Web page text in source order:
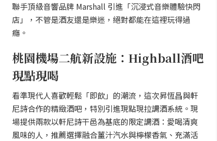
聯手頂級音響品牌 Marshall 引進「沉浸式音樂體驗快閃
店」，不管是酒友還是樂迷，絕對都能在這裡玩得過
癮。
桃園機場二航新設施：Highball酒吧
現點現喝
看準現代人喜歡輕鬆「即飲」的潮流，這次昇恆昌與軒
尼詩合作的精緻酒吧，特別引進現點現拉調酒系統。現
場提供兩款以軒尼詩干邑為基底的限定調酒：愛喝清爽
風味的人，推薦選擇融合薑汁汽水與檸檬香氣、充滿活